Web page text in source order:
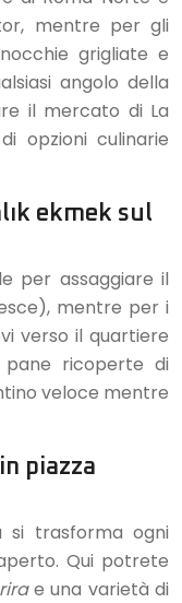
mentre per gli
grigliate e
angolo della
il mercato di La
opzioni culinarie
ekmek sul
per assaggiare il
mentre per i
verso il quartiere
ricoperte di
veloce mentre
piazza
si trasforma ogni
Qui potrete
e una varietà di